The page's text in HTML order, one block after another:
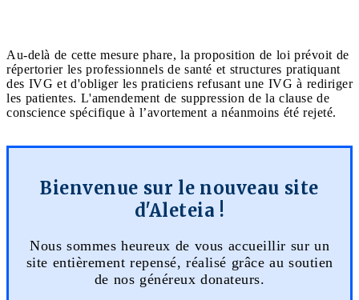
Au-delà de cette mesure phare, la proposition de loi prévoit de
répertorier les professionnels de santé et structures pratiquant
des IVG et d'obliger les praticiens refusant une IVG à rediriger
les patientes. L'amendement de suppression de la clause de
conscience spécifique à l’avortement a néanmoins été rejeté.
Bienvenue sur le nouveau site
d'Aleteia !
Nous sommes heureux de vous accueillir sur un
site entièrement repensé, réalisé grâce au soutien
de nos généreux donateurs.